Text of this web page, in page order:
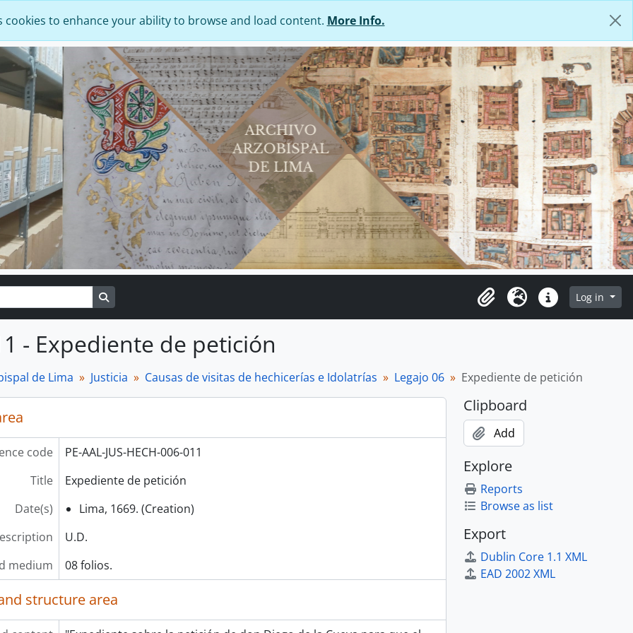
cookies to enhance your ability to browse and load content. More Info.
Search in browse page
ClipboardLanguageQuick linksLog in
- Expediente de petición
de Lima Justicia Causas de visitas de hechicerías e Idolatrías Legajo 06 Expediente de petición
code
PE-AAL-JUS-HECH-006-011
Title
Expediente de petición
Date(s)
Lima, 1669. (Creation)
U.D.
medium
08 folios.
structure area
Clipboard
Add
Explore
Reports
Browse as list
Export
Dublin Core 1.1 XML
EAD 2002 XML